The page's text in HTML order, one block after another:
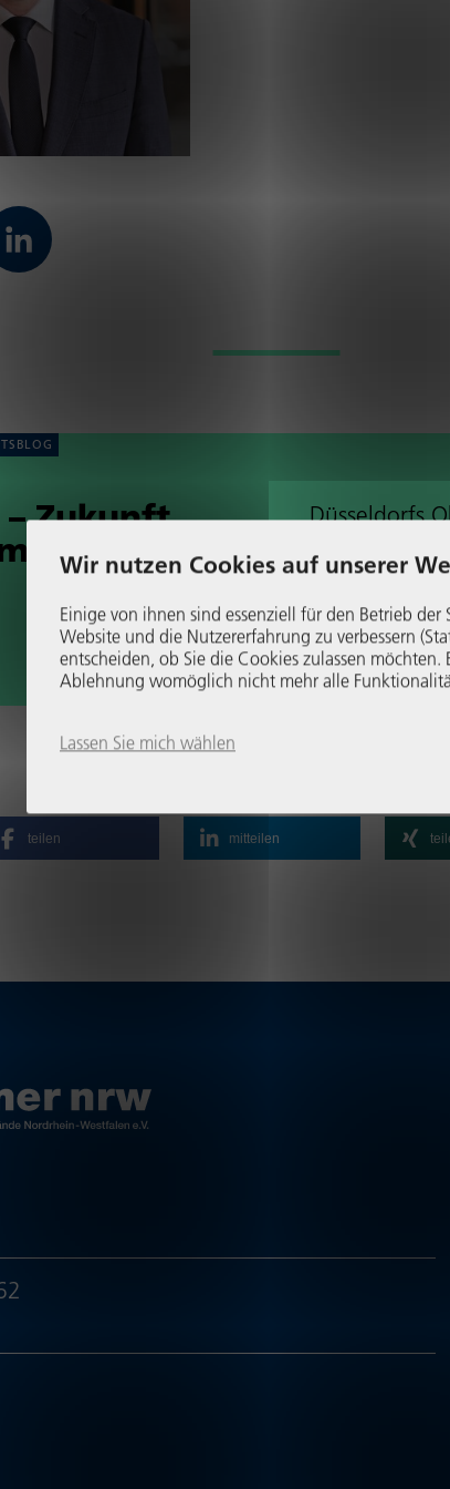
Zukunft
Herzen
Düs­sel­dorfs
nordrhein-
stadt.
teilen mitteilen
Wir nutzen Cookies auf unserer
Einige von ihnen sind essenziell für den Betrieb
Website und die Nutzer­er­fah­rung zu verbessern
entscheiden, ob Sie die Cookies zulassen möchten.
Ablehnung womöglich nicht mehr alle
Lassen Sie mich wählen